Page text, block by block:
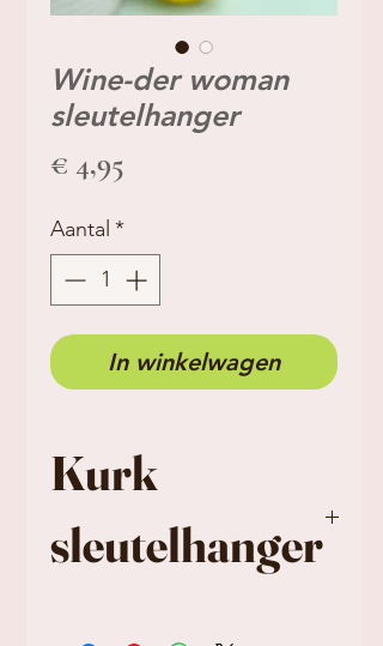
Wine-der woman
sleutelhanger
€ 4,95
Aantal *
In winkelwagen
Kurk
sleutelhanger